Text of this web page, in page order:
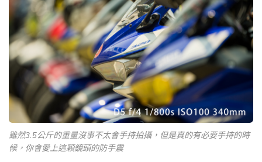
雖然3.5公斤的重量沒事不太會手持拍攝，但是真的有必要手持的時
候，你會愛上這顆鏡頭的防手震